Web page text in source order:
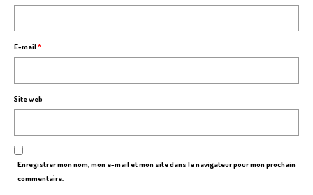
E-mail*
Site web
Enregistrer mon nom, mon e-mail et mon site dans le navigateur pour mon prochain
commentaire.